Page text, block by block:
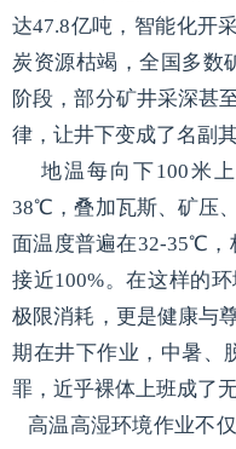
达47.8亿吨，智能化开
炭资源枯竭，全国多数
阶段，部分矿井采深甚
律，让井下变成了名副
地温每向下100米
38℃，叠加瓦斯、矿压
面温度普遍在32-35℃
接近100%。在这样的
极限消耗，更是健康与
期在井下作业，中暑、
罪，近乎裸体上班成了无
高温高湿环境作业不